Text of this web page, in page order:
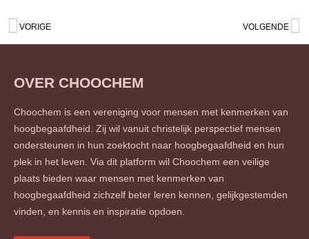
Vorige
VORIGE VOLGENDE
OVER CHOOCHEM
Choochem is een vereniging voor mensen met kenmerken van
hoogbegaafdheid. Zij wil vanuit christelijk perspectief mensen
ondersteunen in hun zoektocht naar hoogbegaafdheid en hun
plek in het leven. Via dit platform wil Choochem een veilige
plaats bieden waar mensen met kenmerken van
hoogbegaafdheid zichzelf beter leren kennen, gelijkgestemden
vinden, en kennis en inspiratie opdoen.